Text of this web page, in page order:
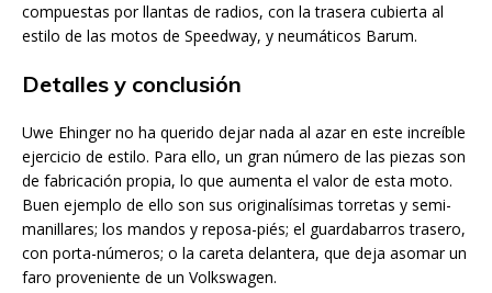
compuestas por llantas de radios, con la trasera cubierta al
estilo de las motos de Speedway, y neumáticos Barum.
Detalles y conclusión
Uwe Ehinger no ha querido dejar nada al azar en este increíble
ejercicio de estilo. Para ello, un gran número de las piezas son
de fabricación propia, lo que aumenta el valor de esta moto.
Buen ejemplo de ello son sus originalísimas torretas y semi-
manillares; los mandos y reposa-piés; el guardabarros trasero,
con porta-números; o la careta delantera, que deja asomar un
faro proveniente de un Volkswagen.